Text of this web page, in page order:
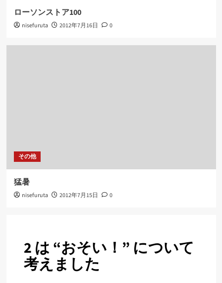
ローソンストア100
nisefuruta 2012年7月16日 0
その他
猛暑
nisefuruta 2012年7月15日 0
2 は “おそい！ ” について
考えました